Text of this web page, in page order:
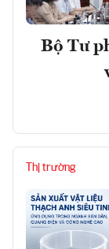
Bộ Tư
Thị trường